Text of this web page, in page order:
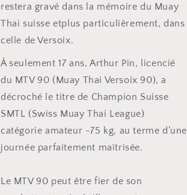
restera gravé dans la mémoire du Muay
Thai suisse etplus particulièrement, dans
celle de Versoix.
À seulement 17 ans, Arthur Pin, licencié
du MTV 90 (Muay Thai Versoix 90), a
décroché le titre de Champion Suisse
SMTL (Swiss Muay Thai League)
catégorie amateur -75 kg, au terme d’une
journée parfaitement maîtrisée.
Le MTV 90 peut être fier de son